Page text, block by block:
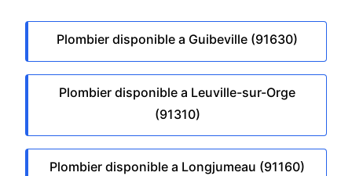
Plombier disponible a Guibeville (91630)
Plombier disponible a Leuville-sur-Orge
(91310)
Plombier disponible a Longjumeau (91160)